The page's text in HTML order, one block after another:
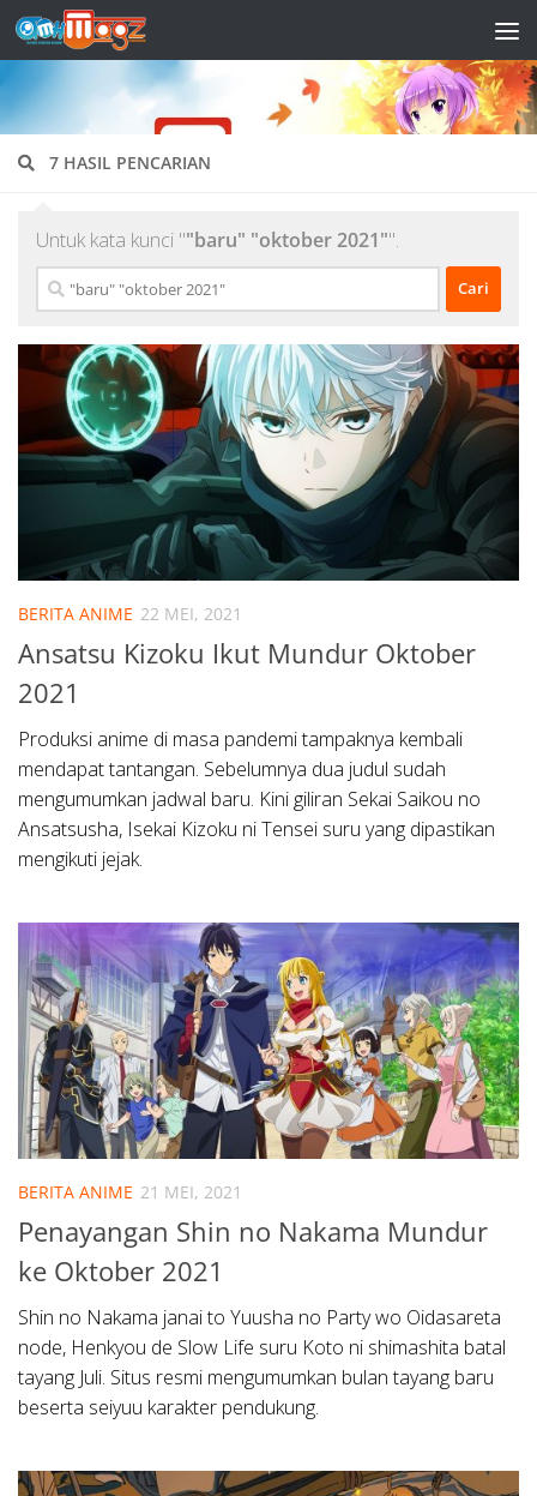
Skip to content
7 HASIL PENCARIAN
Untuk kata kunci ""baru" "oktober 2021"".
Cari
untuk:
BERITA ANIME 22 MEI, 2021
Ansatsu Kizoku Ikut Mundur Oktober
2021
Produksi anime di masa pandemi tampaknya kembali
mendapat tantangan. Sebelumnya dua judul sudah
mengumumkan jadwal baru. Kini giliran Sekai Saikou no
Ansatsusha, Isekai Kizoku ni Tensei suru yang dipastikan
mengikuti jejak.
BERITA ANIME 21 MEI, 2021
Penayangan Shin no Nakama Mundur
ke Oktober 2021
Shin no Nakama janai to Yuusha no Party wo Oidasareta
node, Henkyou de Slow Life suru Koto ni shimashita batal
tayang Juli. Situs resmi mengumumkan bulan tayang baru
beserta seiyuu karakter pendukung.